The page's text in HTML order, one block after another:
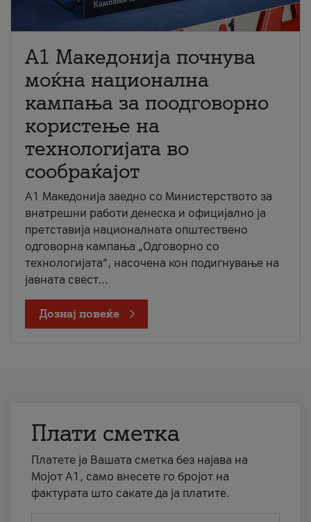
A1 Македонија почнува
моќна национална
кампања за поодговорно
користење на
технологијата во
сообраќајот
A1 Македонија заедно со Министерството за
внатрешни работи денеска и официјално ја
претставија националната општествено
одговорна кампања „Одговорно со
технологијата“, насочена кон подигнување на
јавната свест...
Дознај повеќе
Плати сметка
Платете ја Вашата сметка без најава на
Мојот А1, само внесете го бројот на
фактурата што сакате да ја платите.